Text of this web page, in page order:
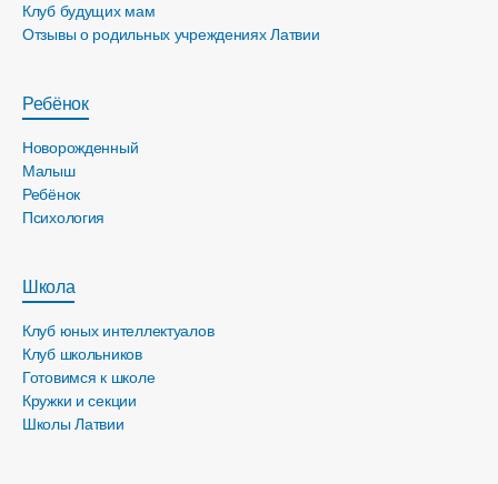
Клуб будущих мам
Отзывы о родильных учреждениях Латвии
Ребёнок
Новорожденный
Малыш
Ребёнок
Психология
Школа
Клуб юных интеллектуалов
Клуб школьников
Готовимся к школе
Кружки и секции
Школы Латвии